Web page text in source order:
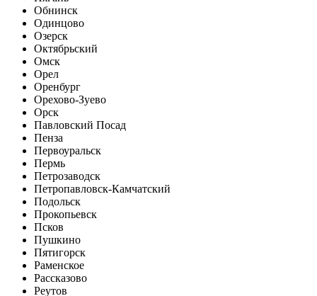
Обнинск
Одинцово
Озерск
Октябрьский
Омск
Орел
Оренбург
Орехово-Зуево
Орск
Павловский Посад
Пенза
Первоуральск
Пермь
Петрозаводск
Петропавловск-Камчатский
Подольск
Прокопьевск
Псков
Пушкино
Пятигорск
Раменское
Рассказово
Реутов